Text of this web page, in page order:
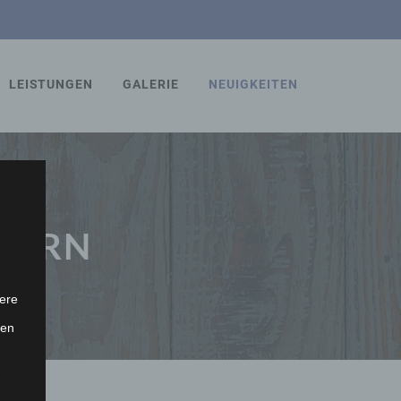
LEISTUNGEN GALERIE NEUIGKEITEN